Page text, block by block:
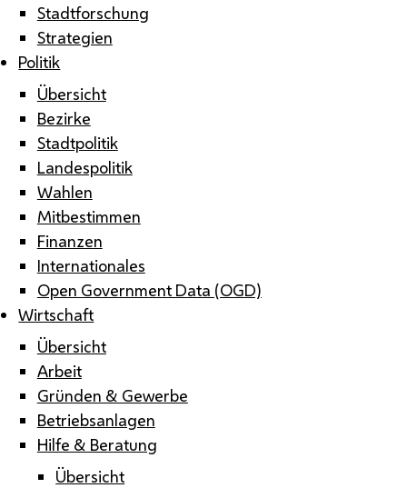
Stadtforschung
Strategien
Politik
Übersicht
Bezirke
Stadtpolitik
Landespolitik
Wahlen
Mitbestimmen
Finanzen
Internationales
Open Government Data (OGD)
Wirtschaft
Übersicht
Arbeit
Gründen & Gewerbe
Betriebsanlagen
Hilfe & Beratung
Übersicht